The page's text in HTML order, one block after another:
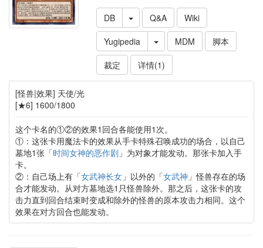
DB Q&A
Wiki
Yugipedia
MDM
脚本
裁定
详情(1)
[怪兽|效果] 天使/光
[★6] 1600/1800
这个卡名的①②的效果1回合各能使用1次。
①：这张卡用魔法卡的效果从手卡特殊召唤成功的场合，以自己
墓地1张「时间女神的恶作剧」为对象才能发动。那张卡加入手
卡。
②：自己场上有「女武神长女」以外的「女武神 」怪兽存在的场
合才能发动。从对方墓地选1只怪兽除外。那之后，这张卡的攻
击力直到回合结束时变成和除外的怪兽的原本攻击力相同。这个
效果在对方回合也能发动。